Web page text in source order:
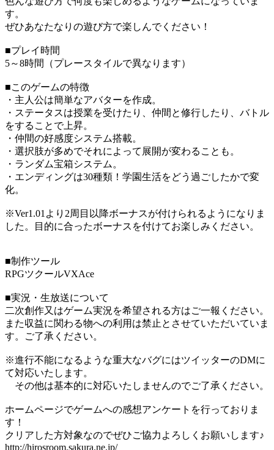
す。
ぜひあなたなりの遊び方で楽しんでください！
■プレイ時間
5～8時間（プレースタイルで異なります）
■このゲームの特徴
・主人公は簡単なアバターを作成。
・ステータスは授業を受けたり、仲間と修行したり、バトル
をすることで上昇。
・仲間の好感度システム搭載。
・選択肢が多めでそれによって展開が変わることも。
・ランダム宝箱システム。
・エンディングは30種類！学園生活をどう過ごしたかで変
化。
※Ver1.01より2周目以降ボーナスが付けられるようになりま
した。目的に合ったボーナスを付けてお楽しみください。
■制作ツール
RPGツクールVXAce
■実況・生放送について
二次創作又はゲーム実況を希望される方はご一報ください。
また収益に関わる物への利用は禁止とさせていただいていま
す。ご了承ください。
※進行不能になるような重大なバグにはツイッターのDMに
て対応いたします。
その他は基本的に対応いたしませんのでご了承ください。
ホームページでゲームへの感想アンケートを行っておりま
す！
クリアした方対象なのでぜひご協力よろしくお願いします♪
http://hirosroom.sakura.ne.jp/